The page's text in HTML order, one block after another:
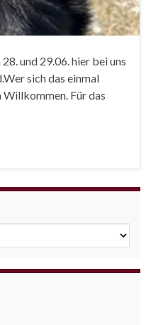
und 29.06. hier bei uns
sich das einmal
Willkommen. Für das